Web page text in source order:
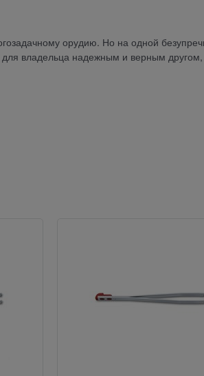
орудию. Но на одной
для владельца надежным и верным другом,